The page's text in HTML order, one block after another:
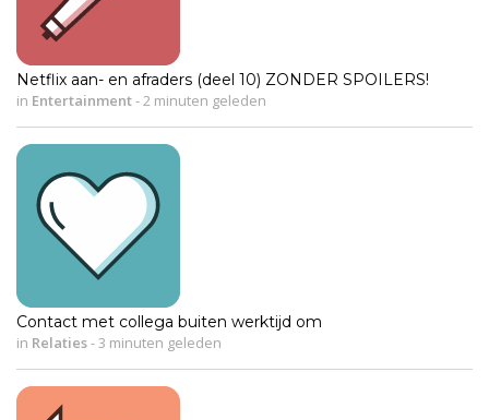
Netflix aan- en afraders (deel 10) ZONDER SPOILERS!
in Entertainment-2 minuten geleden
Contact met collega buiten werktijd om
in Relaties-3 minuten geleden